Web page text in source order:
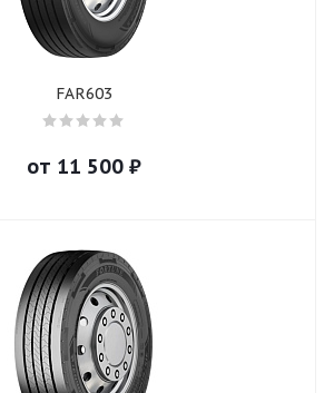
FAR603
от 11 500₽